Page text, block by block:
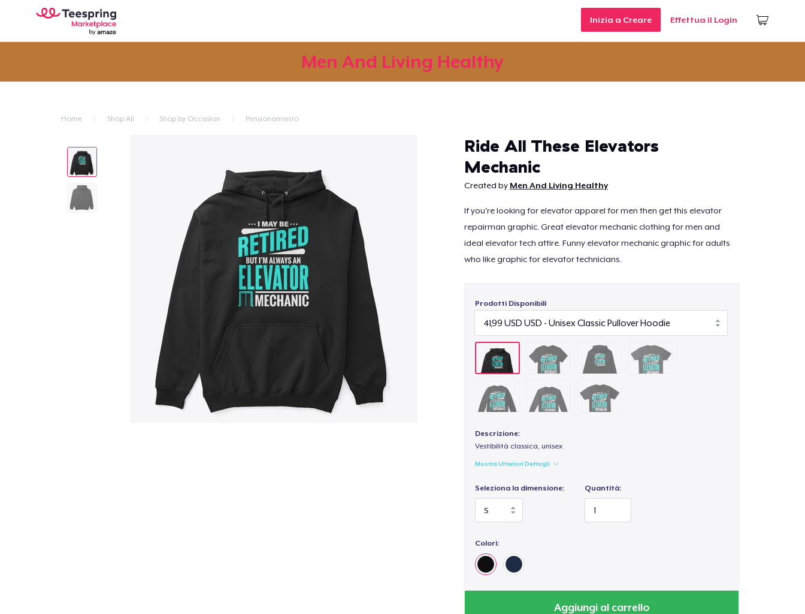
Inizia a Creare Effettua il Login
Men And Living Healthy
Home Shop All Shop by Occasion Pensionamento
Ride All These Elevators
Mechanic
Created by Men And Living Healthy
If you're looking for elevator apparel for men then get this elevator
repairman graphic. Great elevator mechanic clothing for men and
ideal elevator tech attire. Funny elevator mechanic graphic for adults
who like graphic for elevator technicians.
Prodotti Disponibili
Descrizione:
Vestibilità classica, unisex
Mostra Ulteriori Dettagli
Seleziona la dimensione: Quantità:
Colori:
Aggiungi al carrello